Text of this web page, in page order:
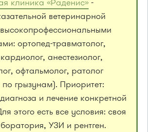
клиника «Раденис» -
ветеринарной
ортопед-травматолог,
анестезиолог,
офтальмолог, ратолог
грызунам). Приоритет:
и лечение конкретной
этого есть все условия: своя
УЗИ и рентген.